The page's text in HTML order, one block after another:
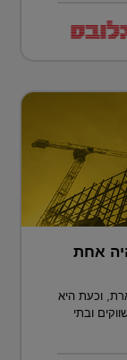
אחת
וכעת היא
ובתי